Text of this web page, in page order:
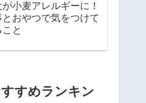
小麦アレルギーに！
とおやつで気をつけて
と
すめランキン